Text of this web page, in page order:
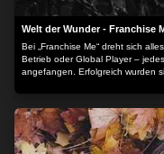
Welt der Wunder - Franchise
Bei „Franchise Me“ dreht sich
Betrieb oder Global Player –
angefangen. Erfolgreich wurden
eigene Firma. Blicken Sie mit
Sie die Visionen der Gründer
Franchise-Konzepte und
von der Selbstständigkeit erfüllt